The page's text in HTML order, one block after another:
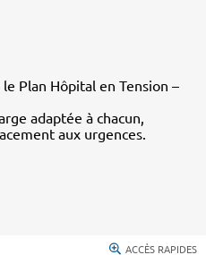
Plan Hôpital en Tension –
adaptée à chacun,
aux urgences.
ACCÈS RAPIDES